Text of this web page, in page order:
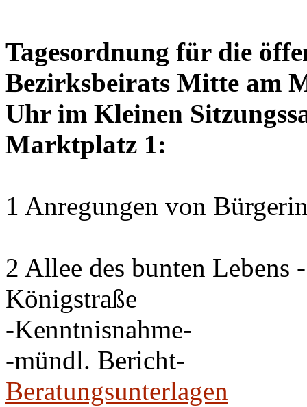
Tagesordnung für die
Bezirksbeirats Mitte am
Uhr im Kleinen
Marktplatz 1:
1 Anregungen von
2 Allee des bunten Lebens
Königstraße
-Kenntnisnahme-
-mündl. Bericht-
Beratungsunterlagen